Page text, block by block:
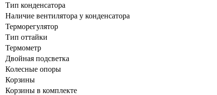
Тип конденсатора
Наличие вентилятора у конденсатора
Терморегулятор
Тип оттайки
Термометр
Двойная подсветка
Колесные опоры
Корзины
Корзины в комплекте